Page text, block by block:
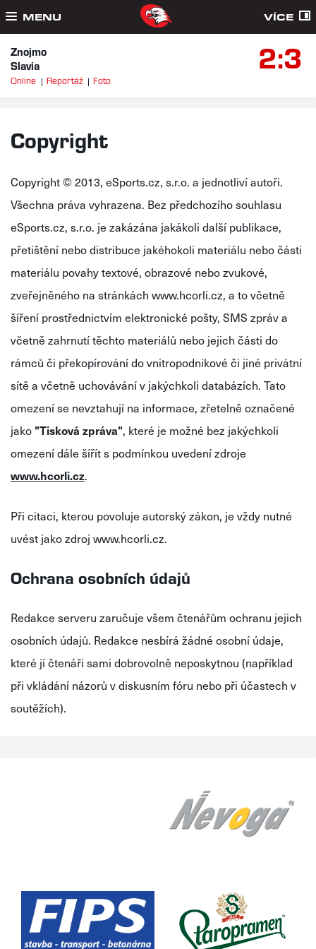
MENU VÍCE
Znojmo
Slavia
2:3
Online Reportáž Foto
Copyright
Copyright © 2013, eSports.cz, s.r.o. a jednotliví autoři.
Všechna práva vyhrazena. Bez předchozího souhlasu
eSports.cz, s.r.o. je zakázána jakákoli další publikace,
přetištění nebo distribuce jakéhokoli materiálu nebo části
materiálu povahy textové, obrazové nebo zvukové,
zveřejněného na stránkách www.hcorli.cz, a to včetně
šíření prostřednictvím elektronické pošty, SMS zpráv a
včetně zahrnutí těchto materiálů nebo jejich části do
rámců či překopírování do vnitropodnikové či jiné privátní
sítě a včetně uchovávání v jakýchkoli databázích. Tato
omezení se nevztahují na informace, zřetelně označené
jako "Tisková zpráva", které je možné bez jakýchkoli
omezení dále šířít s podmínkou uvedení zdroje
www.hcorli.cz.
Při citaci, kterou povoluje autorský zákon, je vždy nutné
uvést jako zdroj www.hcorli.cz.
Ochrana osobních údajů
Redakce serveru zaručuje všem čtenářům ochranu jejich
osobních údajů. Redakce nesbírá žádné osobní údaje,
které jí čtenáři sami dobrovolně neposkytnou (například
při vkládání názorů v diskusním fóru nebo při účastech v
soutěžích).